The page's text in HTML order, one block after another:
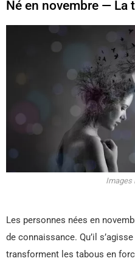
Né en novembre — La
Images
Les personnes nées en
de connaissance. Qu’il
transforment les tabous en